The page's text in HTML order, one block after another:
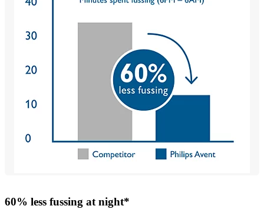
60% less fussing at night*